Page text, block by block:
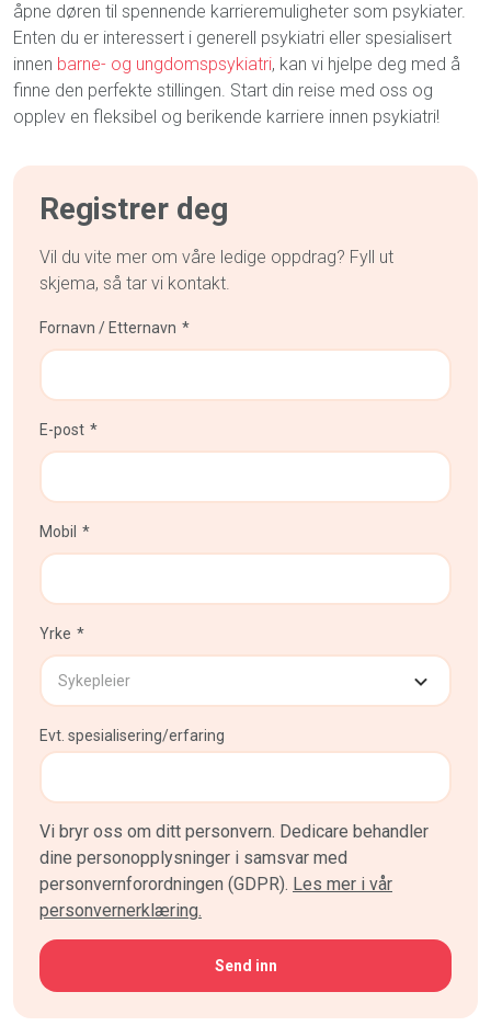
åpne døren til spennende karrieremuligheter som psykiater.
Enten du er interessert i generell psykiatri eller spesialisert
innen barne- og ungdomspsykiatri, kan vi hjelpe deg med å
finne den perfekte stillingen. Start din reise med oss og
opplev en fleksibel og berikende karriere innen psykiatri!
Registrer deg
Vil du vite mer om våre ledige oppdrag? Fyll ut
skjema, så tar vi kontakt.
Fornavn / Etternavn
E-post
Mobil
Yrke
Evt. spesialisering/erfaring
Vi bryr oss om ditt personvern. Dedicare behandler
dine personopplysninger i samsvar med
personvernforordningen (GDPR). Les mer i vår
personvernerklæring.